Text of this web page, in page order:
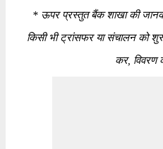
*ऊपर प्रस्तुत बैंक शाखा की
किसी भी ट्रांसफर या संचालन
कर, विवरण